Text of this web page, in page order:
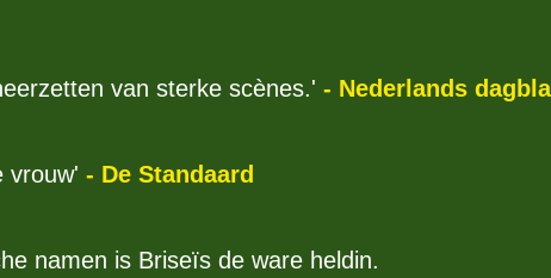
van sterke scènes.' - Nederlands
vrouw' - De Standaard
namen is Briseïs de ware heldin.